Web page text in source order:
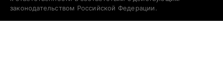
законодательством Российской Федерации.